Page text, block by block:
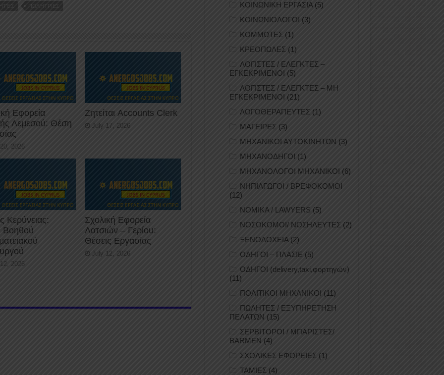
ΠΩΛΉΤΡΙΕΣ
Εφορεία
Λεμεσού: Θέση
2026
Ζητείται Accounts Clerk
July 17, 2026
Κερύνειας:
Βοηθού
2026
Σχολική Εφορεία
Λατσιών – Γερίου:
Θέσεις Εργασίας
July 12, 2026
ΚΟΙΝΩΝΙΚΗ ΕΡΓΑΣΙΑ(5)
ΚΟΙΝΩΝΙΟΛΟΓΟΙ (3)
ΚΟΜΜΩΤΕΣ (1)
ΚΡΕΟΠΩΛΕΣ (1)
ΛΟΓΙΣΤΕΣ / ΕΛΕΓΚΤΕΣ –
ΕΓΚΕΚΡΙΜΕΝΟΙ (5)
ΛΟΓΙΣΤΕΣ / ΕΛΕΓΚΤΕΣ – ΜΗ
ΕΓΚΕΚΡΙΜΕΝΟΙ (21)
ΛΟΓΟΘΕΡΑΠΕΥΤΕΣ (1)
ΜΑΓΕΙΡΕΣ (3)
ΜΗΧΑΝΙΚΟΙ ΑΥΤΟΚΙΝΗΤΩΝ (3)
ΜΗΧΑΝΟΔΗΓΟΙ (1)
ΜΗΧΑΝΟΛΟΓΟΙ ΜΗΧΑΝΙΚΟΙ (6)
ΝΗΠΙΑΓΩΓΟΙ / ΒΡΕΦΟΚΟΜΟΙ
(12)
ΝΟΜΙΚΑ / LAWYERS (5)
ΝΟΣΟΚΟΜΟΙ/ ΝΟΣΗΛΕΥΤΕΣ (2)
ΞΕΝΟΔΟΧΕΙΑ(2)
ΟΔΗΓΟΙ – ΠΛΑΣΙΕ (5)
ΟΔΗΓΟΙ (delivery,taxi,φορτηγών)
(11)
ΠΟΛΙΤΙΚΟΙ ΜΗΧΑΝΙΚΟΙ (11)
ΠΩΛΗΤΕΣ / ΕΞΥΠΗΡΕΤΗΣΗ
ΠΕΛΑΤΩΝ (15)
ΣΕΡΒΙΤΟΡΟΙ / ΜΠΑΡΙΣΤΕΣ/
BARMEN (4)
ΣΧΟΛΙΚΕΣ ΕΦΟΡΕΙΕΣ (1)
ΤΑΜΙΕΣ (4)